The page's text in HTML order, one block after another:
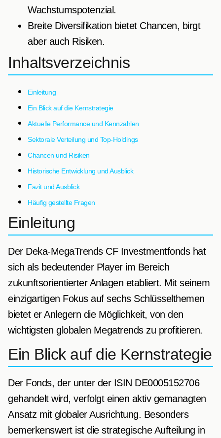
Wachstumspotenzial.
Breite Diversifikation bietet Chancen, birgt
aber auch Risiken.
Inhaltsverzeichnis
Einleitung
Ein Blick auf die Kernstrategie
Aktuelle Performance und Kennzahlen
Sektorale Verteilung und Top-Holdings
Chancen und Risiken
Historische Entwicklung und Ausblick
Fazit und Ausblick
Häufig gestellte Fragen
Einleitung
Der Deka-MegaTrends CF Investmentfonds hat
sich als bedeutender Player im Bereich
zukunftsorientierter Anlagen etabliert. Mit seinem
einzigartigen Fokus auf sechs Schlüsselthemen
bietet er Anlegern die Möglichkeit, von den
wichtigsten globalen Megatrends zu profitieren.
Ein Blick auf die Kernstrategie
Der Fonds, der unter der ISIN DE0005152706
gehandelt wird, verfolgt einen aktiv gemanagten
Ansatz mit globaler Ausrichtung. Besonders
bemerkenswert ist die strategische Aufteilung in